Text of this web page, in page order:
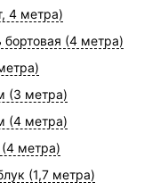
4 метра)
бортовая (4 метра)
(3 метра)
(4 метра)
метра)
(1,7 метра)